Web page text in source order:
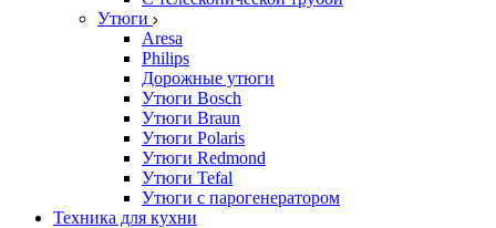
Утюги
Aresa
Philips
Дорожные утюги
Утюги Bosch
Утюги Braun
Утюги Polaris
Утюги Redmond
Утюги Tefal
Утюги с парогенератором
Техника для кухни